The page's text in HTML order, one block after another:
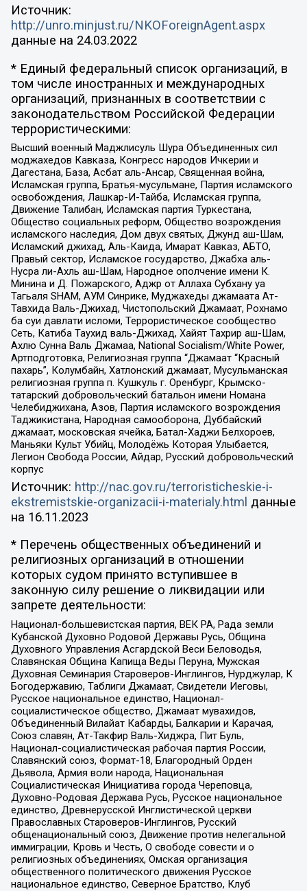
Источник:
http://unro.minjust.ru/NKOForeignAgent.aspx
данные на 24.03.2022
* Единый федеральный список организаций, в
том числе иностранных и международных
организаций, признанных в соответствии с
законодательством Российской Федерации
террористическими:
Высший военный Маджлисуль Шура Объединенных сил
моджахедов Кавказа, Конгресс народов Ичкерии и
Дагестана, База, Асбат аль-Ансар, Священная война,
Исламская группа, Братья-мусульмане, Партия исламского
освобождения, Лашкар-И-Тайба, Исламская группа,
Движение Талибан, Исламская партия Туркестана,
Общество социальных реформ, Общество возрождения
исламского наследия, Дом двух святых, Джунд аш-Шам,
Исламский джихад, Аль-Каида, Имарат Кавказ, АБТО,
Правый сектор, Исламское государство, Джабха аль-
Нусра ли-Ахль аш-Шам, Народное ополчение имени К.
Минина и Д. Пожарского, Аджр от Аллаха Субхану уа
Тагьаля SHAM, АУМ Синрике, Муджахеды джамаата Ат-
Тавхида Валь-Джихад, Чистопольский Джамаат, Рохнамо
ба суи давлати исломи, Террористическое сообщество
Сеть, Катиба Таухид валь-Джихад, Хайят Тахрир аш-Шам,
Ахлю Сунна Валь Джамаа, National Socialism/White Power,
Артподготовка, Религиозная группа “Джамаат “Красный
пахарь”, Колумбайн, Хатлонский джамаат, Мусульманская
религиозная группа п. Кушкуль г. Оренбург, Крымско-
татарский добровольческий батальон имени Номана
Челебиджихана, Азов, Партия исламского возрождения
Таджикистана, Народная самооборона, Дуббайский
джамаат, московская ячейка, Батал-Хаджи Белхороев,
Маньяки Культ Убийц, Молодёжь Которая Улыбается,
Легион Свобода России, Айдар, Русский добровольческий
корпус
Источник: http://nac.gov.ru/terroristicheskie-i-
ekstremistskie-organizacii-i-materialy.html данные
на 16.11.2023
* Перечень общественных объединений и
религиозных организаций в отношении
которых судом принято вступившее в
законную силу решение о ликвидации или
запрете деятельности:
Национал-большевистская партия, ВЕК РА, Рада земли
Кубанской Духовно Родовой Державы Русь, Община
Духовного Управления Асгардской Веси Беловодья,
Славянская Община Капища Веды Перуна, Мужская
Духовная Семинария Староверов-Инглингов, Нурджулар, К
Богодержавию, Таблиги Джамаат, Свидетели Иеговы,
Русское национальное единство, Национал-
социалистическое общество, Джамаат мувахидов,
Объединенный Вилайат Кабарды, Балкарии и Карачая,
Союз славян, Ат-Такфир Валь-Хиджра, Пит Буль,
Национал-социалистическая рабочая партия России,
Славянский союз, Формат-18, Благородный Орден
Дьявола, Армия воли народа, Национальная
Социалистическая Инициатива города Череповца,
Духовно-Родовая Держава Русь, Русское национальное
единство, Древнерусской Инглистической церкви
Православных Староверов-Инглингов, Русский
общенациональный союз, Движение против нелегальной
иммиграции, Кровь и Честь, О свободе совести и о
религиозных объединениях, Омская организация
общественного политического движения Русское
национальное единство, Северное Братство, Клуб